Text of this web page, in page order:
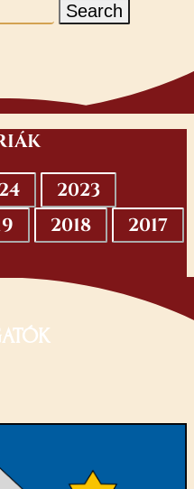
Search
2023
2018
2017